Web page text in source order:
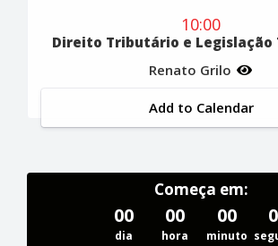
10:00
Direito Tributário e
Renato Grilo
Add to Calendar
Começa em:
00
dia
00
hora
00
minuto